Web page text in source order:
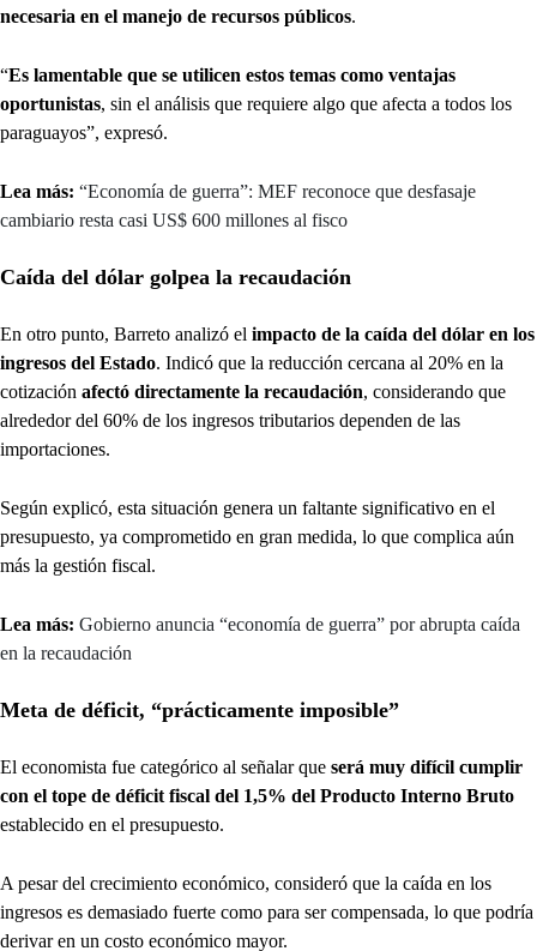
necesaria en el manejo de recursos públicos.
“Es lamentable que se utilicen estos temas como ventajas
oportunistas, sin el análisis que requiere algo que afecta a todos los
paraguayos”, expresó.
Lea más: “Economía de guerra”: MEF reconoce que desfasaje
cambiario resta casi US$ 600 millones al fisco
Caída del dólar golpea la recaudación
En otro punto, Barreto analizó el impacto de la caída del dólar en los
ingresos del Estado. Indicó que la reducción cercana al 20% en la
cotización afectó directamente la recaudación, considerando que
alrededor del 60% de los ingresos tributarios dependen de las
importaciones.
Según explicó, esta situación genera un faltante significativo en el
presupuesto, ya comprometido en gran medida, lo que complica aún
más la gestión fiscal.
Lea más: Gobierno anuncia “economía de guerra” por abrupta caída
en la recaudación
Meta de déficit, “prácticamente imposible”
El economista fue categórico al señalar que será muy difícil cumplir
con el tope de déficit fiscal del 1,5% del Producto Interno Bruto
establecido en el presupuesto.
A pesar del crecimiento económico, consideró que la caída en los
ingresos es demasiado fuerte como para ser compensada, lo que podría
derivar en un costo económico mayor.